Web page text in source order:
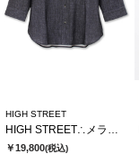
HIGH STREET
HIGH STREET∴メランジプリントオブロング７分袖シャツ
￥19,800(税込)